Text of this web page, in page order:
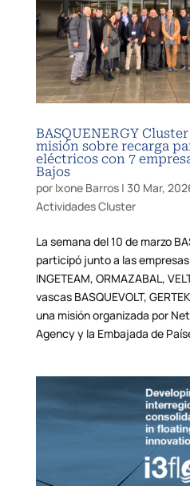
BASQUENERGY
misión sobre recarga
eléctricos con 7
Bajos
por Ixone Barros| 30 Mar,
Actividades Cluster
La semana del 10 de marzo
participó junto a las empresas
INGETEAM, ORMAZABAL,
vascas BASQUEVOLT,
una misión organizada por
Agency y la Embajada de